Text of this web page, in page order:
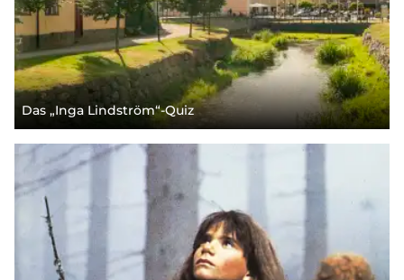
Das „Inga Lindström“-Quiz